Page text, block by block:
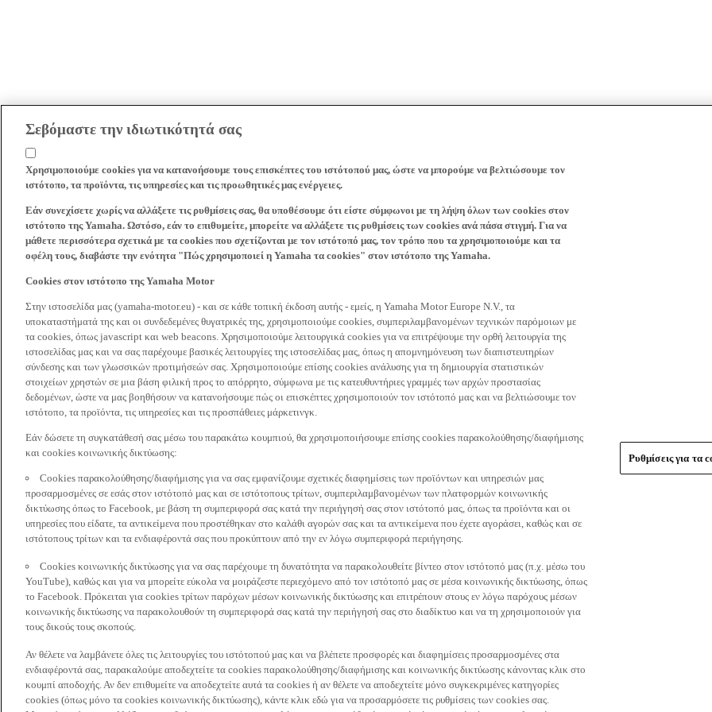
Σεβόμαστε την ιδιωτικότητά σας
Χρησιμοποιούμε cookies για να κατανοήσουμε τους επισκέπτες του ιστότοπού μας, ώστε να μπορούμε να βελτιώσουμε τον
ιστότοπο, τα προϊόντα, τις υπηρεσίες και τις προωθητικές μας ενέργειες.
Εάν συνεχίσετε χωρίς να αλλάξετε τις ρυθμίσεις σας, θα υποθέσουμε ότι είστε σύμφωνοι με τη λήψη όλων των cookies στον
ιστότοπο της Yamaha. Ωστόσο, εάν το επιθυμείτε, μπορείτε να αλλάξετε τις ρυθμίσεις των cookies ανά πάσα στιγμή. Για να
μάθετε περισσότερα σχετικά με τα cookies που σχετίζονται με τον ιστότοπό μας, τον τρόπο που τα χρησιμοποιούμε και τα
οφέλη τους, διαβάστε την ενότητα "Πώς χρησιμοποιεί η Yamaha τα cookies" στον ιστότοπο της Yamaha.
Cookies στον ιστότοπο της Yamaha Motor
Στην ιστοσελίδα μας (yamaha-motor.eu) - και σε κάθε τοπική έκδοση αυτής - εμείς, η Yamaha Motor Europe N.V., τα
υποκαταστήματά της και οι συνδεδεμένες θυγατρικές της, χρησιμοποιούμε cookies, συμπεριλαμβανομένων τεχνικών παρόμοιων με
τα cookies, όπως javascript και web beacons. Χρησιμοποιούμε λειτουργικά cookies για να επιτρέψουμε την ορθή λειτουργία της
ιστοσελίδας μας και να σας παρέχουμε βασικές λειτουργίες της ιστοσελίδας μας, όπως η απομνημόνευση των διαπιστευτηρίων
σύνδεσης και των γλωσσικών προτιμήσεών σας. Χρησιμοποιούμε επίσης cookies ανάλυσης για τη δημιουργία στατιστικών
στοιχείων χρηστών σε μια βάση φιλική προς το απόρρητο, σύμφωνα με τις κατευθυντήριες γραμμές των αρχών προστασίας
δεδομένων, ώστε να μας βοηθήσουν να κατανοήσουμε πώς οι επισκέπτες χρησιμοποιούν τον ιστότοπό μας και να βελτιώσουμε τον
ιστότοπο, τα προϊόντα, τις υπηρεσίες και τις προσπάθειες μάρκετινγκ.
Εάν δώσετε τη συγκατάθεσή σας μέσω του παρακάτω κουμπιού, θα χρησιμοποιήσουμε επίσης cookies παρακολούθησης/διαφήμισης
και cookies κοινωνικής δικτύωσης:
Cookies παρακολούθησης/διαφήμισης για να σας εμφανίζουμε σχετικές διαφημίσεις των προϊόντων και υπηρεσιών μας
προσαρμοσμένες σε εσάς στον ιστότοπό μας και σε ιστότοπους τρίτων, συμπεριλαμβανομένων των πλατφορμών κοινωνικής
δικτύωσης όπως το Facebook, με βάση τη συμπεριφορά σας κατά την περιήγησή σας στον ιστότοπό μας, όπως τα προϊόντα και οι
υπηρεσίες που είδατε, τα αντικείμενα που προστέθηκαν στο καλάθι αγορών σας και τα αντικείμενα που έχετε αγοράσει, καθώς και σε
ιστότοπους τρίτων και τα ενδιαφέροντά σας που προκύπτουν από την εν λόγω συμπεριφορά περιήγησης.
Cookies κοινωνικής δικτύωσης για να σας παρέχουμε τη δυνατότητα να παρακολουθείτε βίντεο στον ιστότοπό μας (π.χ. μέσω του
YouTube), καθώς και για να μπορείτε εύκολα να μοιράζεστε περιεχόμενο από τον ιστότοπό μας σε μέσα κοινωνικής δικτύωσης, όπως
το Facebook. Πρόκειται για cookies τρίτων παρόχων μέσων κοινωνικής δικτύωσης και επιτρέπουν στους εν λόγω παρόχους μέσων
κοινωνικής δικτύωσης να παρακολουθούν τη συμπεριφορά σας κατά την περιήγησή σας στο διαδίκτυο και να τη χρησιμοποιούν για
τους δικούς τους σκοπούς.
Αν θέλετε να λαμβάνετε όλες τις λειτουργίες του ιστότοπού μας και να βλέπετε προσφορές και διαφημίσεις προσαρμοσμένες στα
ενδιαφέροντά σας, παρακαλούμε αποδεχτείτε τα cookies παρακολούθησης/διαφήμισης και κοινωνικής δικτύωσης κάνοντας κλικ στο
κουμπί αποδοχής. Αν δεν επιθυμείτε να αποδεχτείτε αυτά τα cookies ή αν θέλετε να αποδεχτείτε μόνο συγκεκριμένες κατηγορίες
cookies (όπως μόνο τα cookies κοινωνικής δικτύωσης), κάντε κλικ εδώ για να προσαρμόσετε τις ρυθμίσεις των cookies σας.
Ρυθμίσεις για τα